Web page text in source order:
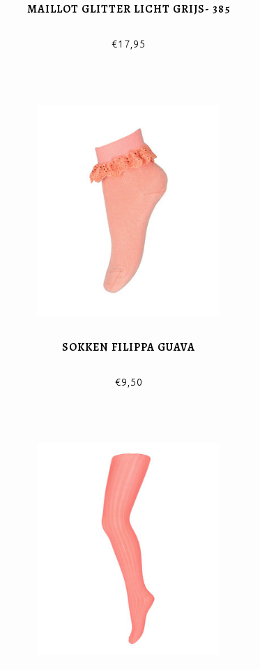
MAILLOT GLITTER LICHT GRIJS- 385
€17,95
SOKKEN FILIPPA GUAVA
€9,50